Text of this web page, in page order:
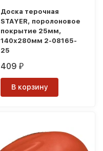
Доска терочная
STAYER, поролоновое
покрытие 25мм,
140х280мм 2-08165-
25
409₽
В корзину